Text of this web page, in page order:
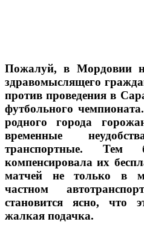
Пожалуй, в Мордовии
здравомыслящего
против проведения в
футбольного
родного города
временные
транспортные. Тем
компенсировала их
матчей не только в
частном
становится ясно, что
жалкая подачка.